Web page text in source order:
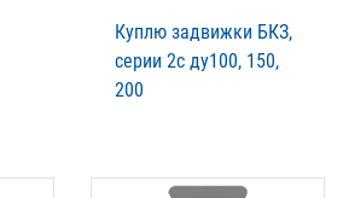
Куплю задвижки БКЗ,
серии 2с ду100, 150,
200